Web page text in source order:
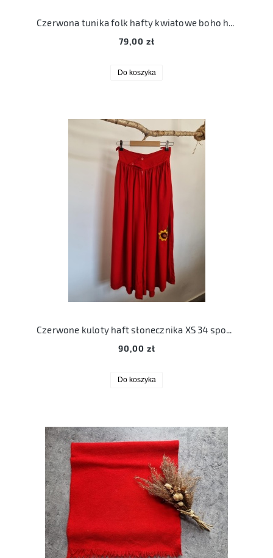
Czerwona tunika folk hafty kwiatowe boho hippie S/M
79,00 zł
Do koszyka
Czerwone kuloty haft słonecznika XS 34 spodnie szerokie
90,00 zł
Do koszyka